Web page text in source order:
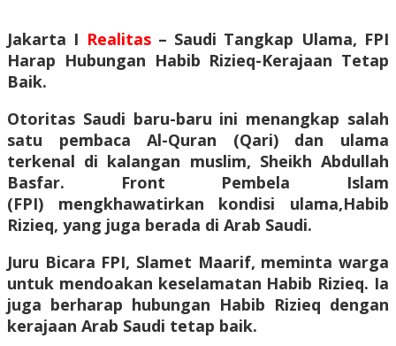
Jakarta I Realitas– Saudi Tangkap Ulama, FPI
Harap Hubungan Habib Rizieq-Kerajaan Tetap
Baik.
Otoritas Saudi baru-baru ini menangkap salah
satu pembaca Al-Quran (Qari) dan ulama
terkenal di kalangan muslim, Sheikh Abdullah
Basfar. Front Pembela Islam
(FPI) mengkhawatirkan kondisi ulama,Habib
Rizieq, yang juga berada di Arab Saudi.
Juru Bicara FPI, Slamet Maarif, meminta warga
untuk mendoakan keselamatan Habib Rizieq. Ia
juga berharap hubungan Habib Rizieq dengan
kerajaan Arab Saudi tetap baik.